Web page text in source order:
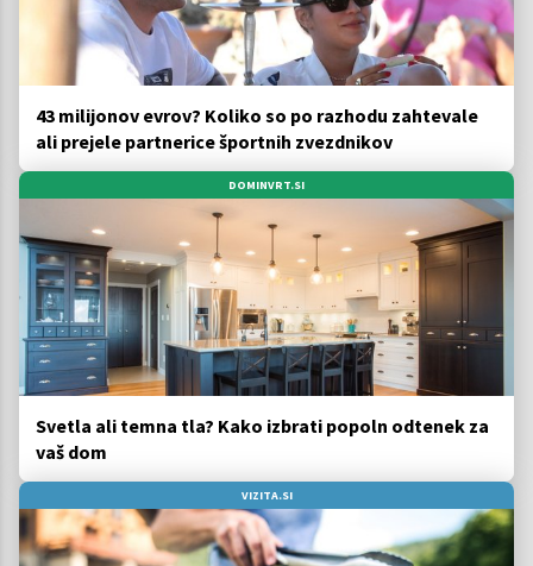
43 milijonov evrov? Koliko so po razhodu zahtevale
ali prejele partnerice športnih zvezdnikov
DOMINVRT.SI
Svetla ali temna tla? Kako izbrati popoln odtenek za
vaš dom
VIZITA.SI